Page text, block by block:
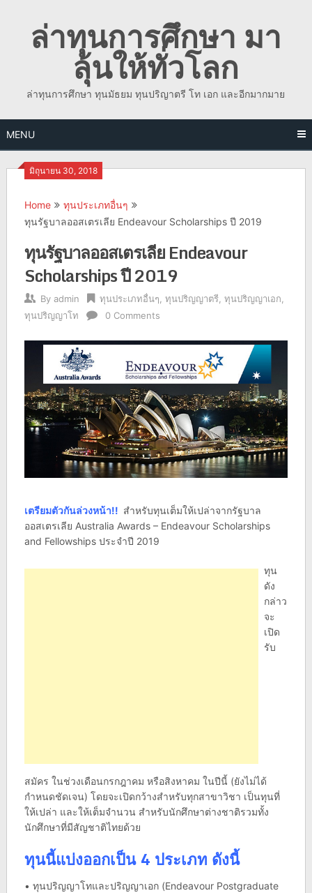
contentล่าทุนการศึกษา มา
ลุ้นให้ทั่วโลก
ล่าทุนการศึกษา ทุนมัธยม ทุนปริญาตรี โท เอก และอีกมากมาย
MENU
มิถุนายน 30, 2018
Home
ทุนประเภทอื่นๆ
ทุนรัฐบาลออสเตรเลีย Endeavour Scholarships ปี 2019
ทุนรัฐบาลออสเตรเลีย Endeavour
Scholarships ปี 2019
By admin ทุนประเภทอื่นๆ ทุนปริญญาตรี, ทุนปริญญาเอก
ทุนปริญญาโท
0 Comments
เตรียมตัวกันล่วงหน้า!! สำหรับทุนเต็มให้เปล่าจากรัฐบาล
ออสเตรเลีย Australia Awards – Endeavour Scholarships
and Fellowships ประจำปี 2019
ทุน
ดัง
กล่าว
จะ
เปิด
รับ
สมัคร ในช่วงเดือนกรกฎาคม หรือสิงหาคม ในปีนี้ (ยังไม่ได้
กำหนดชัดเจน) โดยจะเปิดกว้างสำหรับทุกสาขาวิชา เป็นทุนที่
ให้เปล่า และให้เต็มจำนวน สำหรับนักศึกษาต่างชาติรวมทั้ง
นักศึกษาที่มีสัญชาติไทยด้วย
ทุนนี้แบ่งออกเป็น 4 ประเภท ดังนี้
• ทุนปริญญาโทและปริญญาเอก (Endeavour Postgraduate